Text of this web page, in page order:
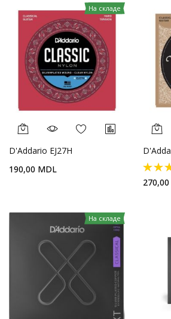
На складе
D'Addario EJ27H
190,00 MDL
100%
На складе